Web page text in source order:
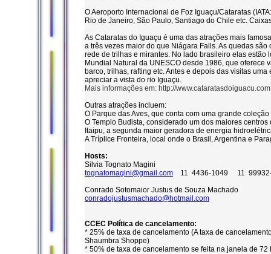
O Aeroporto Internacional de Foz Iguaçu/Cataratas
Rio de Janeiro, São Paulo, Santiago do Chile etc.
As Cataratas do Iguaçu é uma das atrações mais
a três vezes maior do que Niágara Falls. As quedas
rede de trilhas e mirantes. No lado brasileiro elas
Mundial Natural da UNESCO desde 1986, que
barco, trilhas, rafting etc. Antes e depois das visitas
apreciar a vista do rio Iguaçu.
Mais informações em: http://
Outras atrações incluem:
O Parque das Aves, que conta com uma grande
O Templo Budista, considerado um dos maiores
Itaipu, a segunda maior geradora de energia
A Tríplice Fronteira, local onde o Brasil, Argentina e
Hosts:
Silvia Tognato Magini
tognatomagini@gmail.com
11 4436-1049 11
Conrado Sotomaior Justus de Souza Machado
conradojustusmachado@hotmail.com
CCEC Política de cancelamento:
* 25% de taxa de cancelamento (A taxa de
Shaumbra Shoppe)
* 50% de taxa de cancelamento se feita na janela de